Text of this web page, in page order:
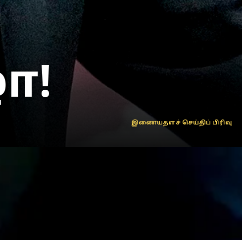
இணையதளச் செய்திப் பிரிவு